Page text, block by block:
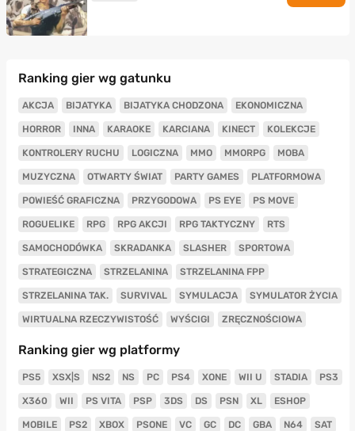
Ranking gier wg gatunku
AKCJA BIJATYKA BIJATYKA CHODZONA EKONOMICZNA
HORROR INNA KARAOKE KARCIANA KINECT KOLEKCJE
KONTROLERY RUCHU LOGICZNA MMO MMORPG MOBA
MUZYCZNA OTWARTY ŚWIAT PARTY GAMES PLATFORMOWA
POWIEŚĆ GRAFICZNA PRZYGODOWA PS EYE PS MOVE
ROGUELIKE RPG RPG AKCJI RPG TAKTYCZNY RTS
SAMOCHODÓWKA SKRADANKA SLASHER SPORTOWA
STRATEGICZNA STRZELANINA STRZELANINA FPP
STRZELANINA TAK. SURVIVAL SYMULACJA SYMULATOR ŻYCIA
WIRTUALNA RZECZYWISTOŚĆ WYŚCIGI ZRĘCZNOŚCIOWA
Ranking gier wg platformy
PS5 XSX|S NS2 NS PC PS4 XONE WII U STADIA PS3
X360 WII PS VITA PSP 3DS DS PSN XL ESHOP
MOBILE PS2 XBOX PSONE VC GC DC GBA N64 SAT